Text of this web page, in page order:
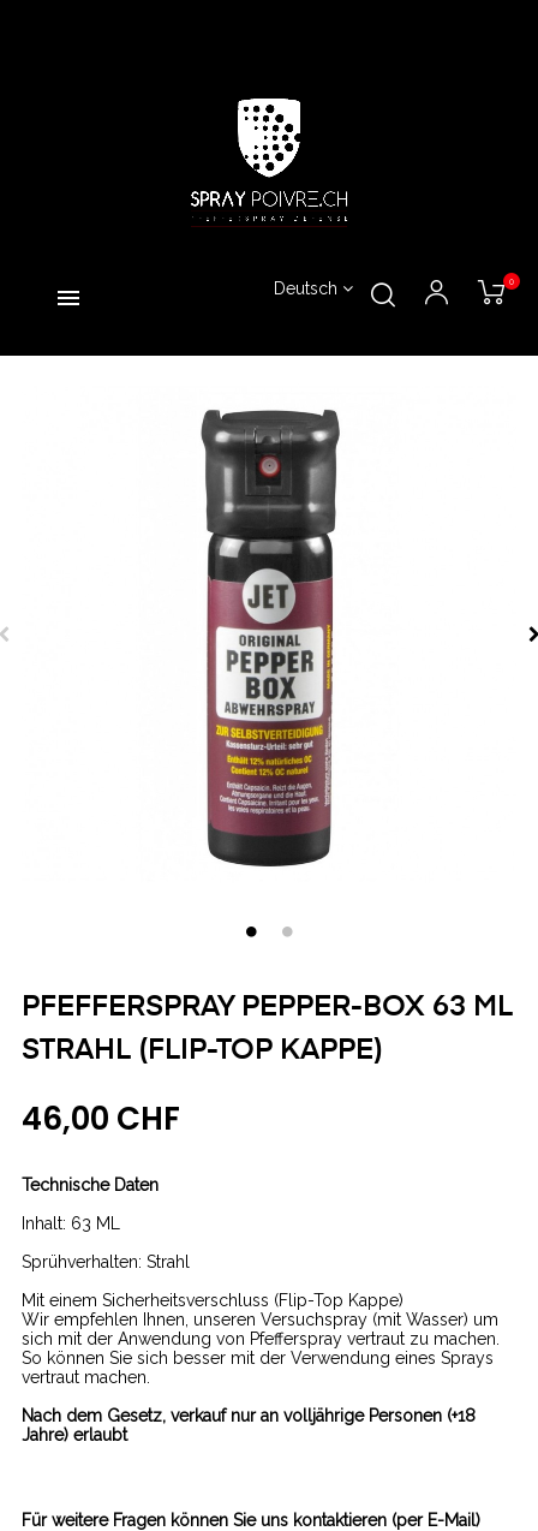
0
Deutsch
PFEFFERSPRAY PEPPER-BOX 63 ML
STRAHL (FLIP-TOP KAPPE)
46,00 CHF
Technische Daten
Inhalt: 63 ML
Sprühverhalten: Strahl
Mit einem Sicherheitsverschluss (Flip-Top Kappe)
Wir empfehlen Ihnen, unseren Versuchspray (mit Wasser) um
sich mit der Anwendung von Pfefferspray vertraut zu machen.
So können Sie sich besser mit der Verwendung eines Sprays
vertraut machen.
Nach dem Gesetz, verkauf nur an volljährige Personen (+18
Jahre) erlaubt
Für weitere Fragen können Sie uns kontaktieren (per E-Mail)